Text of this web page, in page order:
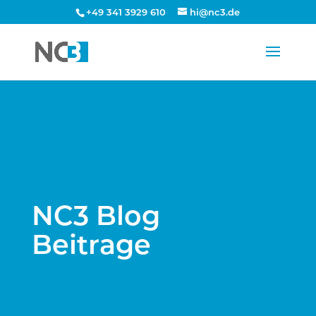
+49 341 3929 610 hi@nc3.de
NC3 Blog
Beitrage